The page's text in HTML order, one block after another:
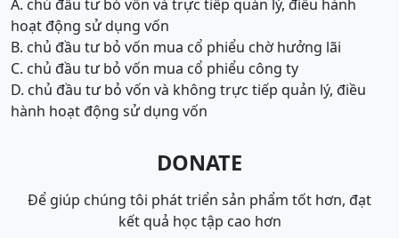
A. chủ đầu tư bỏ vốn và trực tiếp quản lý, điều hành
hoạt động sử dụng vốn
B. chủ đầu tư bỏ vốn mua cổ phiểu chờ hưởng lãi
C. chủ đầu tư bỏ vốn mua cổ phiểu công ty
D. chủ đầu tư bỏ vốn và không trực tiếp quản lý, điều
hành hoạt động sử dụng vốn
DONATE
Để giúp chúng tôi phát triển sản phẩm tốt hơn, đạt
kết quả học tập cao hơn